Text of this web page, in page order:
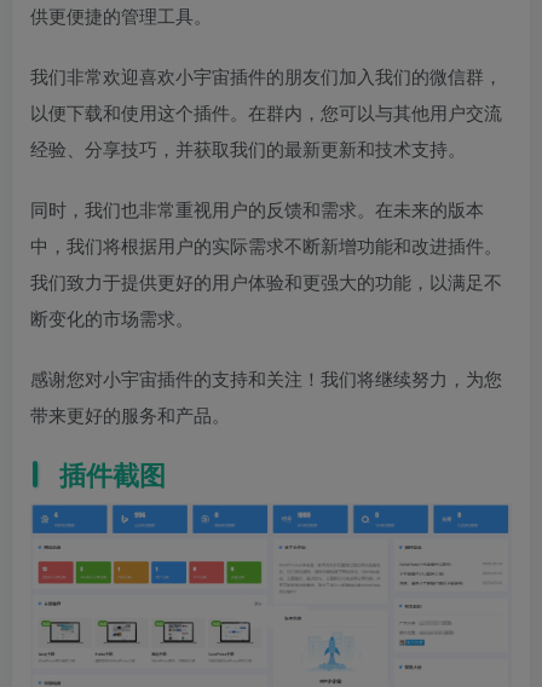
供更便捷的管理工具。
我们非常欢迎喜欢小宇宙插件的朋友们加入我们的微信群，
以便下载和使用这个插件。在群内，您可以与其他用户交流
经验、分享技巧，并获取我们的最新更新和技术支持。
同时，我们也非常重视用户的反馈和需求。在未来的版本
中，我们将根据用户的实际需求不断新增功能和改进插件。
我们致力于提供更好的用户体验和更强大的功能，以满足不
断变化的市场需求。
感谢您对小宇宙插件的支持和关注！我们将继续努力，为您
带来更好的服务和产品。
插件截图